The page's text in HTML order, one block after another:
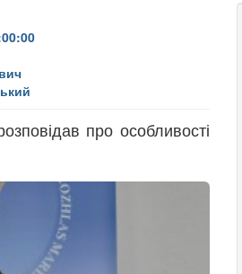
про особливості